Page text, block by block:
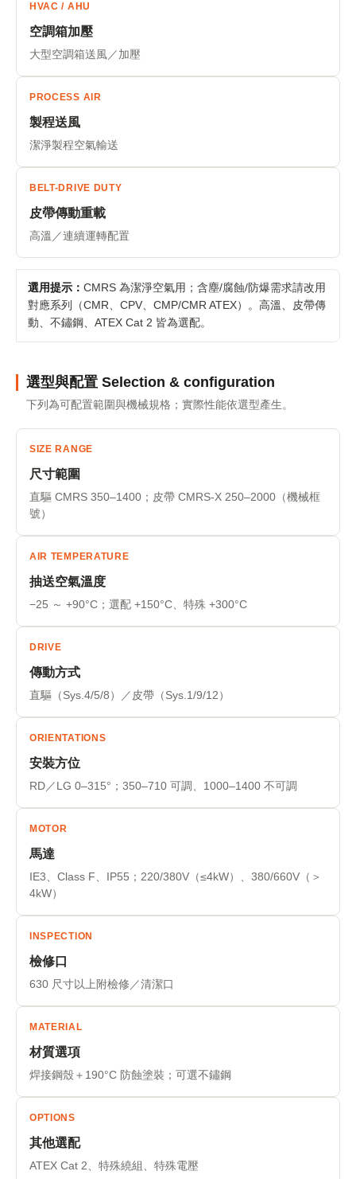
HVAC / AHU
空調箱加壓
大型空調箱送風／加壓
PROCESS AIR
製程送風
潔淨製程空氣輸送
BELT-DRIVE DUTY
皮帶傳動重載
高溫／連續運轉配置
選用提示： CMRS 為潔淨空氣用；含塵/腐蝕/防爆需求請改用
對應系列（CMR、CPV、CMP/CMR ATEX）。高溫、皮帶傳
動、不鏽鋼、ATEX Cat 2 皆為選配。
選型與配置 Selection & configuration
下列為可配置範圍與機械規格；實際性能依選型產生。
SIZE RANGE
尺寸範圍
直驅 CMRS 350–1400；皮帶 CMRS-X 250–2000（機械框
號）
AIR TEMPERATURE
抽送空氣溫度
−25 ～ +90°C；選配 +150°C、特殊 +300°C
DRIVE
傳動方式
直驅（Sys.4/5/8）／皮帶（Sys.1/9/12）
ORIENTATIONS
安裝方位
RD／LG 0–315°；350–710 可調、1000–1400 不可調
MOTOR
馬達
IE3、Class F、IP55；220/380V（≤4kW）、380/660V（＞
4kW）
INSPECTION
檢修口
630 尺寸以上附檢修／清潔口
MATERIAL
材質選項
焊接鋼殼＋190°C 防蝕塗裝；可選不鏽鋼
OPTIONS
其他選配
ATEX Cat 2、特殊繞組、特殊電壓